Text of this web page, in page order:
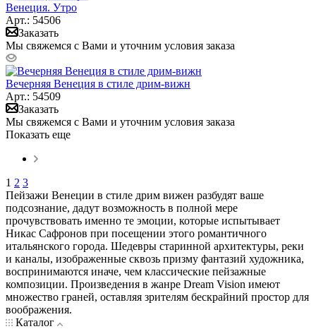
Венеция. Утро
Арт.: 54506
Заказать
Мы свяжемся с Вами и уточним условия заказа
Вечерняя Венеция в стиле дрим-вижн
Арт.: 54509
Заказать
Мы свяжемся с Вами и уточним условия заказа
Показать еще
1 2 3
Пейзажи Венеции в стиле дрим вижен разбудят ваше
подсознание, дадут возможность в полной мере
прочувствовать именно те эмоции, которые испытывает
Никас Сафронов при посещении этого романтичного
итальянского города. Шедевры старинной архитектуры, реки
и каналы, изображенные сквозь призму фантазий художника,
воспринимаются иначе, чем классические пейзажные
композиции. Произведения в жанре Dream Vision имеют
множество граней, оставляя зрителям бескрайний простор для
воображения.
Каталог